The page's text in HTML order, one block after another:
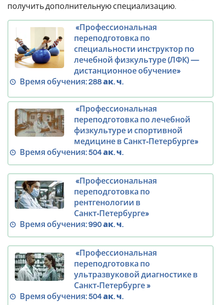
получить дополнительную специализацию.
«Профессиональная
переподготовка по
специальности инструктор по
лечебной физкультуре (ЛФК) —
дистанционное обучение»
Время обучения:288 ак. ч.
«Профессиональная
переподготовка по лечебной
физкультуре и спортивной
медицине в Санкт‑Петербурге»
Время обучения:504 ак. ч.
«Профессиональная
переподготовка по
рентгенологии в
Санкт‑Петербурге»
Время обучения:990 ак. ч.
«Профессиональная
переподготовка по
ультразвуковой диагностике в
Санкт‑Петербурге »
Время обучения:504 ак. ч.